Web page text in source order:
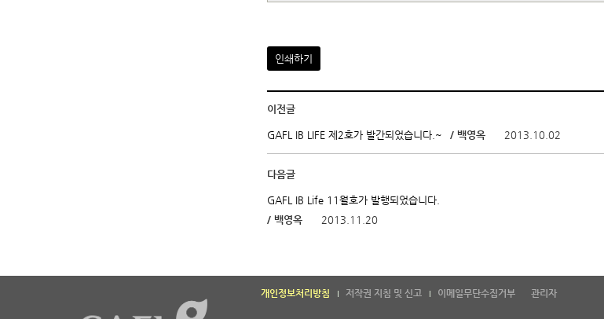
인쇄하기
이전글
GAFL IB LIFE 제2호가 발간되었습니다.~ / 백영옥 2013.10.02
다음글
GAFL IB Life 11월호가 발행되었습니다.
/ 백영옥
2013.11.20
개인정보처리방침 저작권 지침 및 신고 이메일무단수집거부 관리자